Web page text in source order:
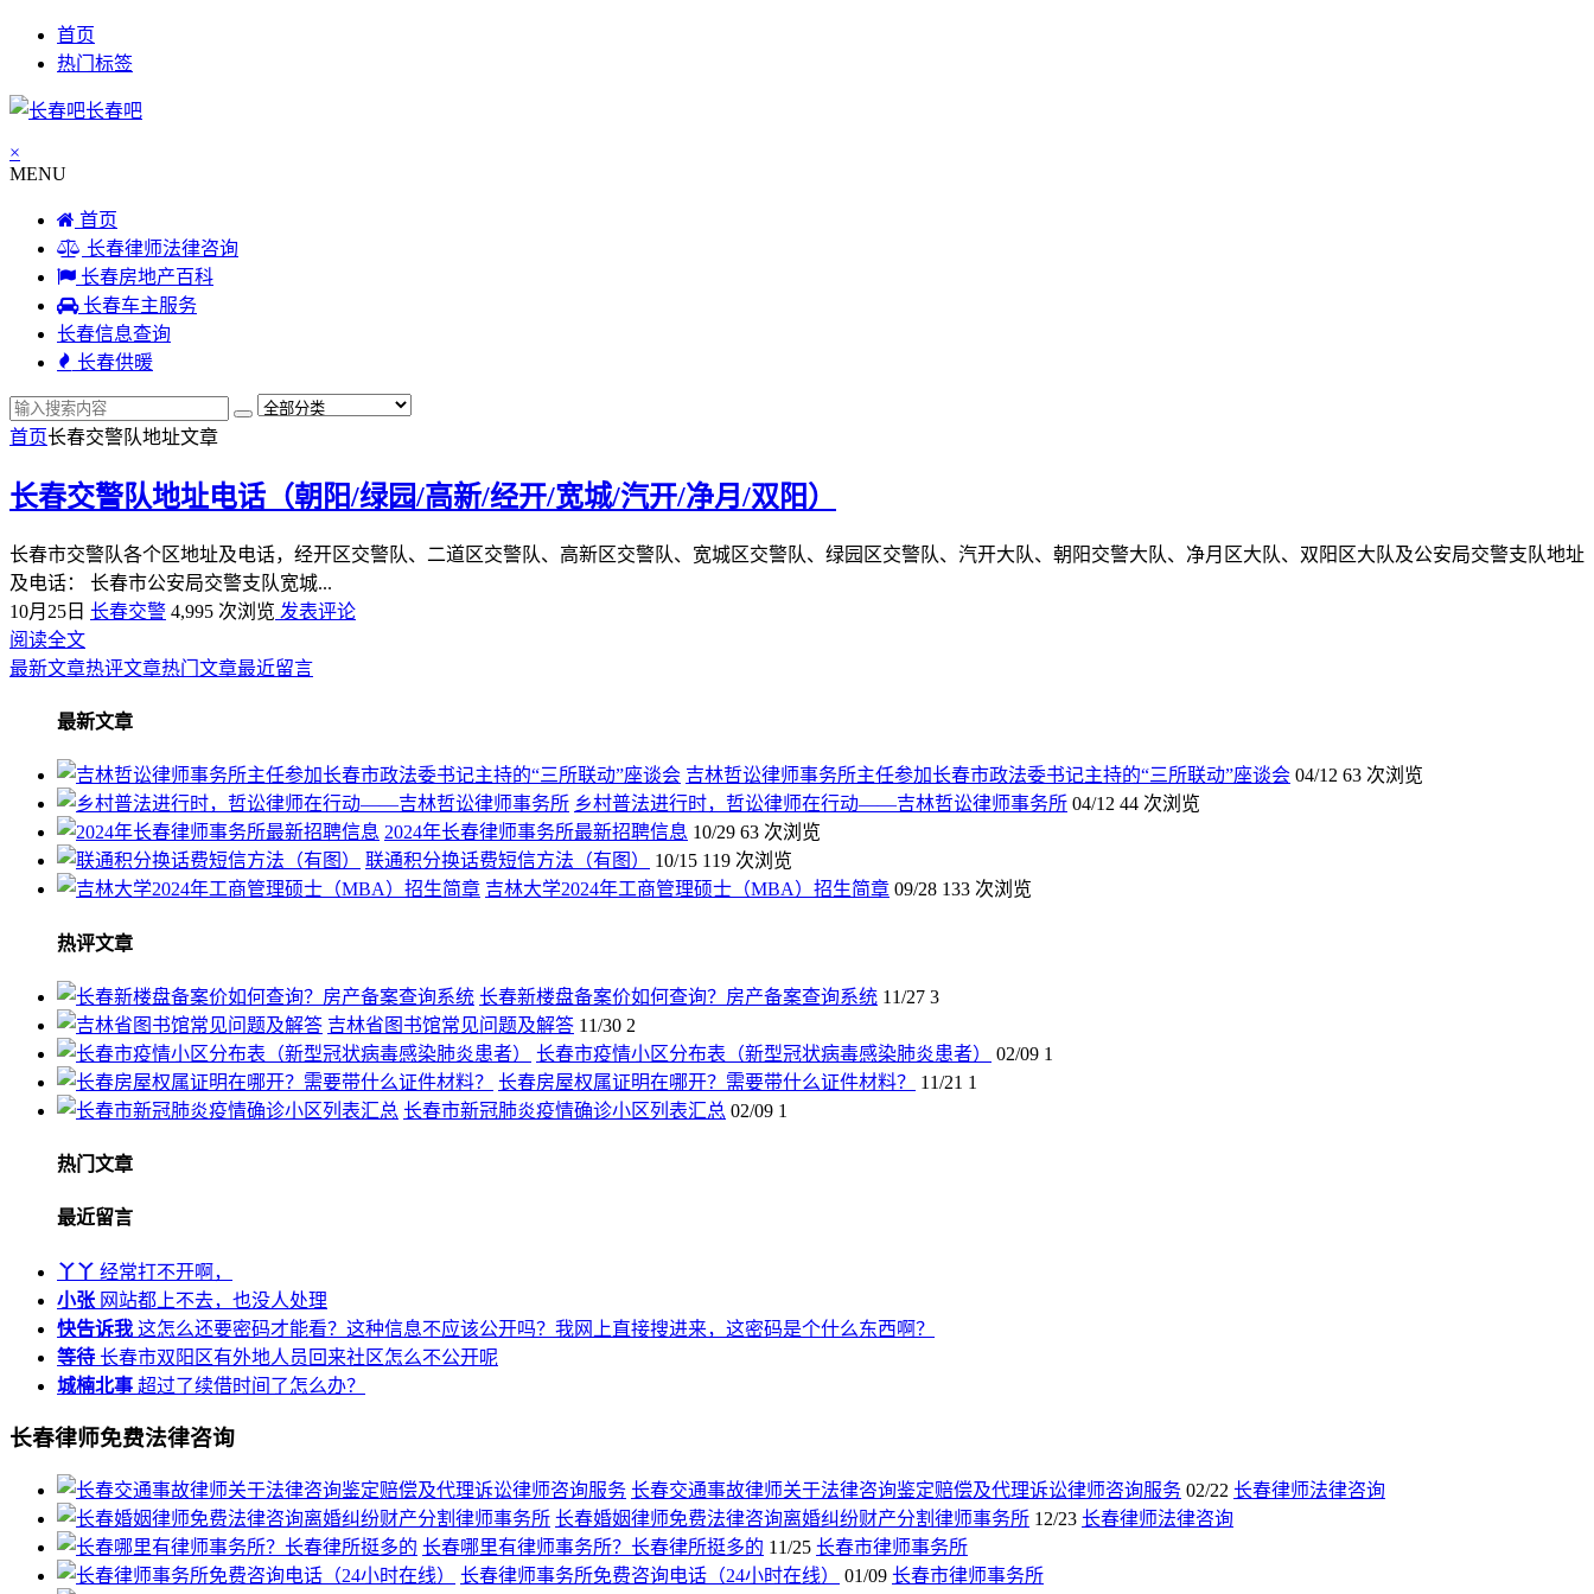
首页
热门标签
长春吧
×
MENU
首页
长春律师法律咨询
长春房地产百科
长春车主服务
长春信息查询
长春供暖
首页长春交警队地址文章
长春交警队地址电话（朝阳/绿园/高新/经开/宽城/汽开/净月/双阳）
长春市交警队各个区地址及电话，经开区交警队、二道区交警队、高新区交警队、宽城区交警队、绿园区交警队、汽开大队、朝阳交警大队、净月区大队、双阳区大队及公安局交警支队地址
及电话： 长春市公安局交警支队宽城...
10月25日 长春交警 4,995 次浏览 发表评论
阅读全文
最新文章热评文章热门文章最近留言
最新文章
吉林哲讼律师事务所主任参加长春市政法委书记主持的“三所联动”座谈会 04/12 63 次浏览
乡村普法进行时，哲讼律师在行动——吉林哲讼律师事务所 04/12 44 次浏览
2024年长春律师事务所最新招聘信息 10/29 63 次浏览
联通积分换话费短信方法（有图）
10/15 119 次浏览
吉林大学2024年工商管理硕士（MBA）招生简章 09/28 133 次浏览
热评文章
长春新楼盘备案价如何查询？房产备案查询系统 11/27 3
吉林省图书馆常见问题及解答 11/30 2
长春市疫情小区分布表（新型冠状病毒感染肺炎患者）
02/09 1
长春房屋权属证明在哪开？需要带什么证件材料？
11/21 1
长春市新冠肺炎疫情确诊小区列表汇总 02/09 1
热门文章
最近留言
丫丫 经常打不开啊，
小张 网站都上不去，也没人处理
快告诉我 这怎么还要密码才能看？这种信息不应该公开吗？我网上直接搜进来，这密码是个什么东西啊？
等待 长春市双阳区有外地人员回来社区怎么不公开呢
城楠北事 超过了续借时间了怎么办？
长春律师免费法律咨询
长春交通事故律师关于法律咨询鉴定赔偿及代理诉讼律师咨询服务 02/22 长春律师法律咨询
长春婚姻律师免费法律咨询离婚纠纷财产分割律师事务所 12/23 长春律师法律咨询
长春哪里有律师事务所？长春律所挺多的 11/25 长春市律师事务所
长春律师事务所免费咨询电话（24小时在线）
01/09 长春市律师事务所